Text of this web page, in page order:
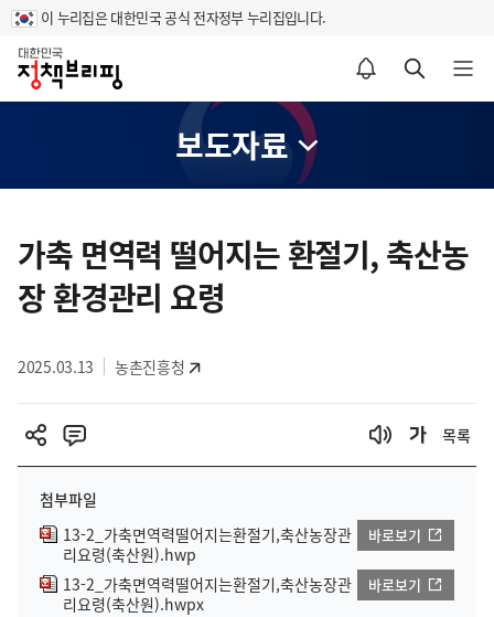
이 누리집은 대한민국 공식 전자정부 누리집입니다.
홈
알림설정 바로가기 검색 바로가기 메뉴 열기
보도자료
텐
츠
영
가축 면역력 떨어지는 환절기, 축산농
장 환경관리 요령
2025.03.13 농촌진흥청
목록
첨부파일
13-2_가축면역력떨어지는환절기,축산농장관
리요령(축산원).hwp
바로보기
13-2_가축면역력떨어지는환절기,축산농장관
리요령(축산원).hwpx
바로보기